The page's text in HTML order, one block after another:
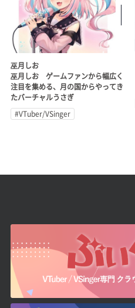
巫月しお
巫月しお ゲームファンから幅広く
注目を集める、月の国からやってき
たバーチャルうさぎ
#VTuber/VSinger